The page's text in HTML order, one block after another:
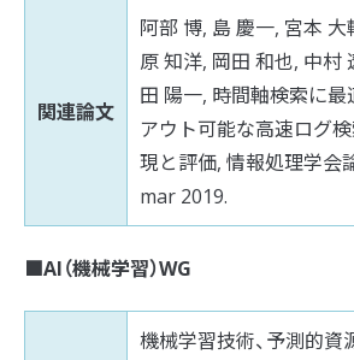
関連論文
阿部 博, 島 慶一, 宮本
原 知洋, 岡田 和也, 中村
田 陽一, 時間軸検索に
アウト可能な高速ログ
現と評価, 情報処理学会
mar 2019.
■AI（機械学習）WG
機械学習技術、予測的資